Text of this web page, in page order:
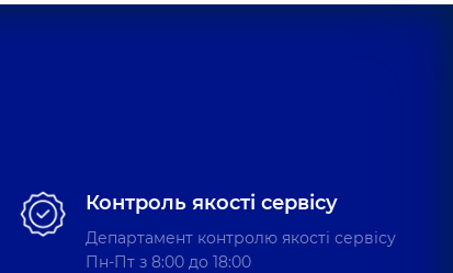
Контроль якості сервісу
Департамент контролю якості сервісу
Пн-Пт з 8:00 до 18:00